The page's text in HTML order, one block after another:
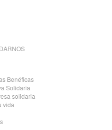
Benéficas
Solidaria
solidaria
vida